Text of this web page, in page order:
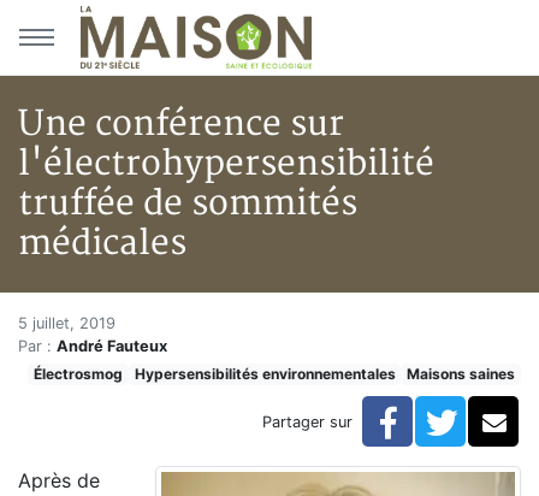
Aller au menu principal
Aller au contenu principal
Une conférence sur
l'électrohypersensibilité
truffée de sommités
médicales
Accueil
Articles
Maisons saines
Hypersensibilités environnementales
Une conférence sur l'électrohypersensibilité truffée
Une conférence sur
5 juillet, 2019
Par : André Fauteux
Électrosmog
Hypersensibilités environnementales Maisons saines
Partager sur Facebook
Après de